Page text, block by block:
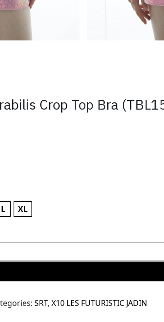
Crop Top Bra
L XL
SRT, X10 LES FUTURISTIC JADIN